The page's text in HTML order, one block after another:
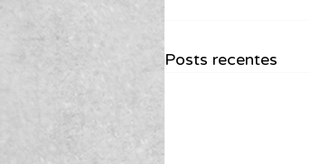
Posts recentes